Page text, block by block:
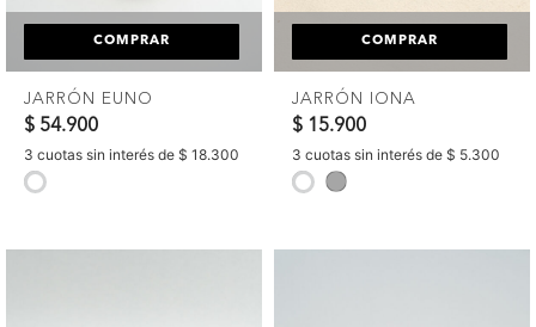
COMPRAR
JARRÓN EUNO
$ 54.900
3 cuotas sin interés de $ 18.300
COMPRAR
JARRÓN IONA
$ 15.900
3 cuotas sin interés de $ 5.300
selected